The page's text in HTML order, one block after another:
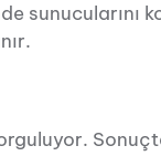
sunucularını